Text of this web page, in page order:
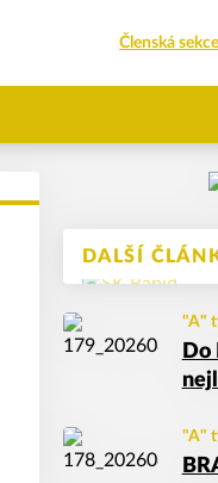
Členská sekce
DALŠÍ
"A"
Do
"A"